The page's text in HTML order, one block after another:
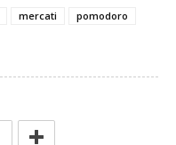
mercati
pomodoro